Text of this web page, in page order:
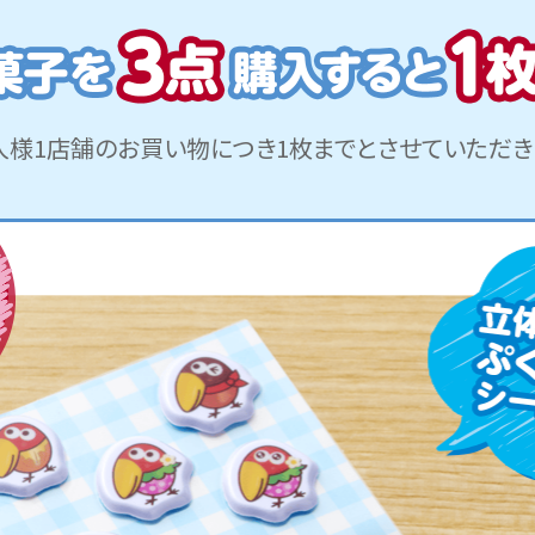
様1店舗のお買い物につき1枚までとさせていただき